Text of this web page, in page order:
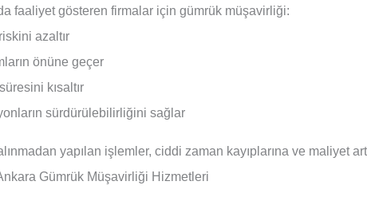
faaliyet gösteren firmalar için gümrük müşavirliği:
azaltır
önüne geçer
kısaltır
sürdürülebilirliğini sağlar
yapılan işlemler, ciddi zaman kayıplarına ve maliyet
Gümrük Müşavirliği Hizmetleri